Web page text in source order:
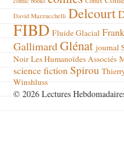
David Mazzucchelli Delcourt
FIBD Fluide Glacial
GallimardGlénat journal
Noir Les Humanoïdes Associés
science fictionSpirou
Winshluss
© 2026 Lectures